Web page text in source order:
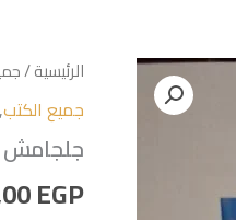
الرئيسية/
جميع الكتب,
جلجامش
EGP
كمية
جلجامش
ملحمة
الخالدة
السواح#